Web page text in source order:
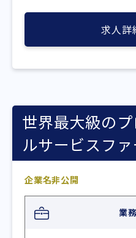
求人詳
世界最大級の
ルサービスフ
企業名非公開
業